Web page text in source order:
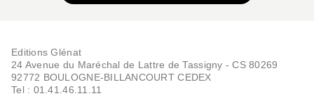
Editions Glénat
24 Avenue du Maréchal de Lattre de Tassigny - CS 80269
92772 BOULOGNE-BILLANCOURT CEDEX
Tel : 01.41.46.11.11